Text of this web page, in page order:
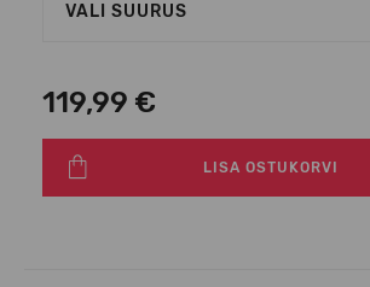
VALI SUURUS
119,99 €
LISA OSTUKORVI